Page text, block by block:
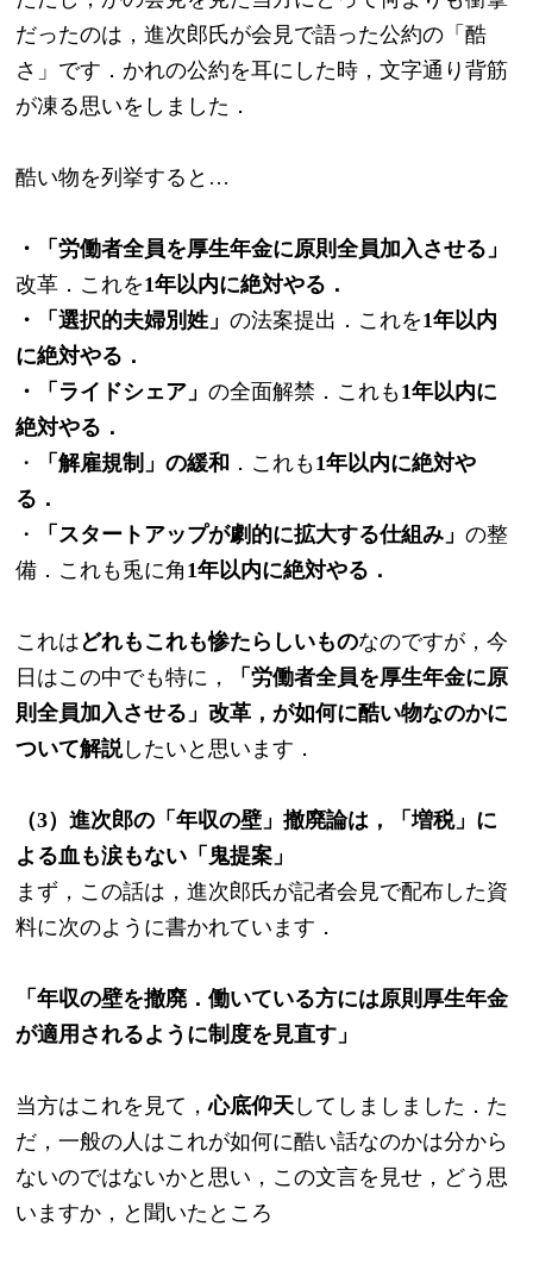
だったのは，進次郎氏が会見で語った公約の「酷
さ」です．かれの公約を耳にした時，文字通り背筋
が凍る思いをしました．
酷い物を列挙すると…
・「労働者全員を厚生年金に原則全員加入させる」
改革．これを1年以内に絶対やる．
・「選択的夫婦別姓」の法案提出．これを1年以内
に絶対やる．
・「ライドシェア」の全面解禁．これも1年以内に
絶対やる．
・
「解雇規制」の緩和 ．これも1年以内に絶対や
る．
・
「スタートアップが劇的に拡大する仕組み」の整
備．これも兎に角 1年以内に絶対やる．
これはどれもこれも惨たらしいものなのですが，今
日はこの中でも特に，
「労働者全員を厚生年金に原
則全員加入させる」改革，が如何に酷い物なのかに
ついて解説したいと思います．
（3）進次郎の「年収の壁」撤廃論は，「増税」に
よる血も涙もない「鬼提案」
まず，この話は，進次郎氏が記者会見で配布した資
料に次のように書かれています．
「年収の壁を撤廃．働いている方には原則厚生年金
が適用されるように制度を見直す」
当方はこれを見て，心底仰天 してしましました．た
だ，一般の人はこれが如何に酷い話なのかは分から
ないのではないかと思い，この文言を見せ，どう思
いますか，と聞いたところ